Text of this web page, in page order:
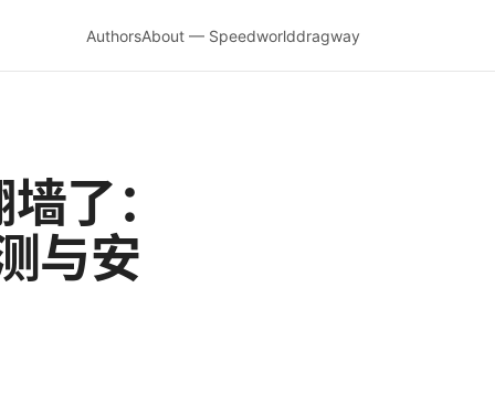
AuthorsAbout — Speedworlddragway
了：
与安